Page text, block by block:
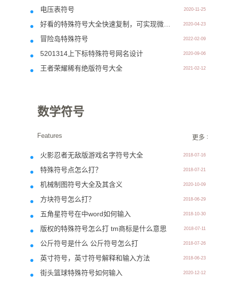
电压表符号 2020-11-25
2020-04-23
冒险岛特殊符号 2022-02-09
5201314上下标特殊符号网名设计 2020-09-06
王者荣耀稀有绝版符号大全 2021-02-12
数学符号
Features 更多 >>
火影忍者无敌版游戏名字符号大全 2018-07-16
特殊符号点怎么打？ 2018-07-21
机械制图符号大全及其含义 2020-10-09
方块符号怎么打？ 2018-06-29
五角星符号在中word如何输入 2018-10-30
版权的特殊符号怎么打 tm商标是什么意思 2018-07-11
公斤符号是什么 公斤符号怎么打 2018-07-26
英寸符号，英寸符号解释和输入方法 2018-06-23
街头篮球特殊符号如何输入 2020-12-12